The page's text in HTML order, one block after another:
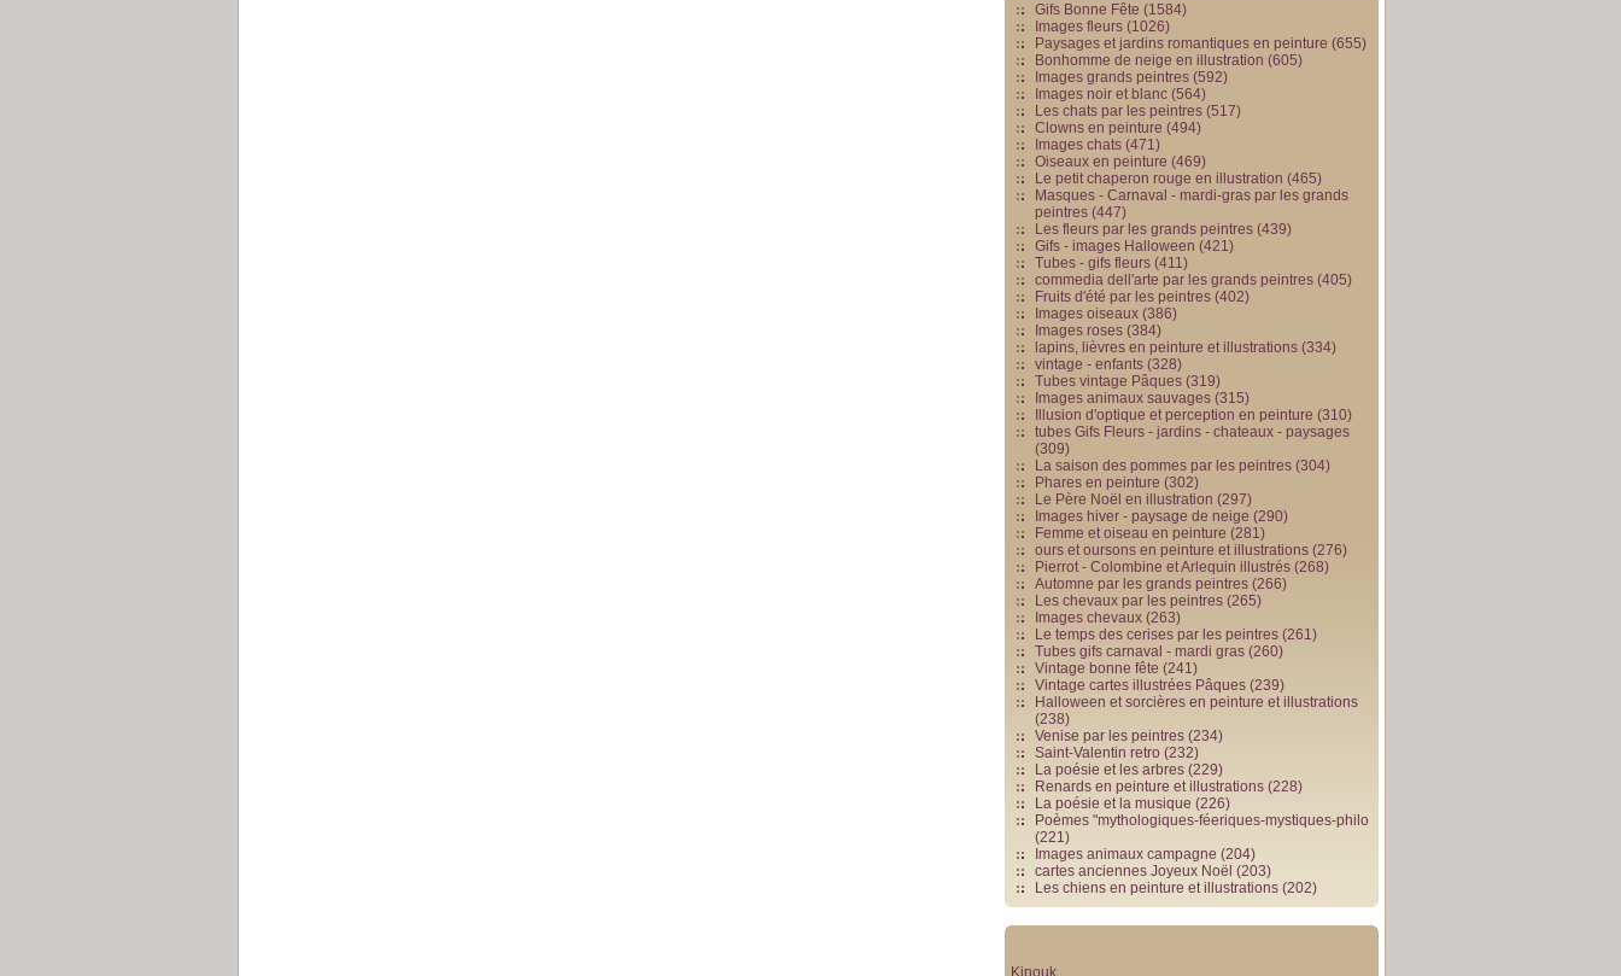
Gifs Bonne Fête (1584)
Images fleurs (1026)
Paysages et jardins romantiques en peinture (655)
Bonhomme de neige en illustration (605)
Images grands peintres (592)
Images noir et blanc (564)
Les chats par les peintres (517)
Clowns en peinture (494)
Images chats (471)
Oiseaux en peinture (469)
Le petit chaperon rouge en illustration (465)
Masques - Carnaval - mardi-gras par les grands
peintres (447)
Les fleurs par les grands peintres (439)
Gifs - images Halloween (421)
Tubes - gifs fleurs (411)
commedia dell'arte par les grands peintres (405)
Fruits d'été par les peintres (402)
Images oiseaux (386)
Images roses (384)
lapins, lièvres en peinture et illustrations (334)
vintage - enfants (328)
Tubes vintage Pâques (319)
Images animaux sauvages (315)
Illusion d'optique et perception en peinture (310)
tubes Gifs Fleurs - jardins - chateaux - paysages
(309)
La saison des pommes par les peintres (304)
Phares en peinture (302)
Le Père Noël en illustration (297)
Images hiver - paysage de neige (290)
Femme et oiseau en peinture (281)
ours et oursons en peinture et illustrations (276)
Pierrot - Colombine et Arlequin illustrés (268)
Automne par les grands peintres (266)
Les chevaux par les peintres (265)
Images chevaux (263)
Le temps des cerises par les peintres (261)
Tubes gifs carnaval - mardi gras (260)
Vintage bonne fête (241)
Vintage cartes illustrées Pâques (239)
Halloween et sorcières en peinture et illustrations
(238)
Venise par les peintres (234)
Saint-Valentin retro (232)
La poésie et les arbres (229)
Renards en peinture et illustrations (228)
La poésie et la musique (226)
Poèmes "mythologiques-féeriques-mystiques-philo
(221)
Images animaux campagne (204)
cartes anciennes Joyeux Noël (203)
Les chiens en peinture et illustrations (202)
Kinouk